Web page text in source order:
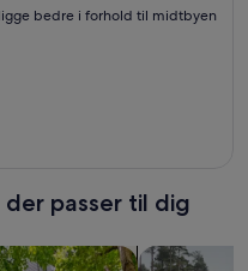
bedre i forhold til midtbyen
passer til dig
lejligheder Søg efter